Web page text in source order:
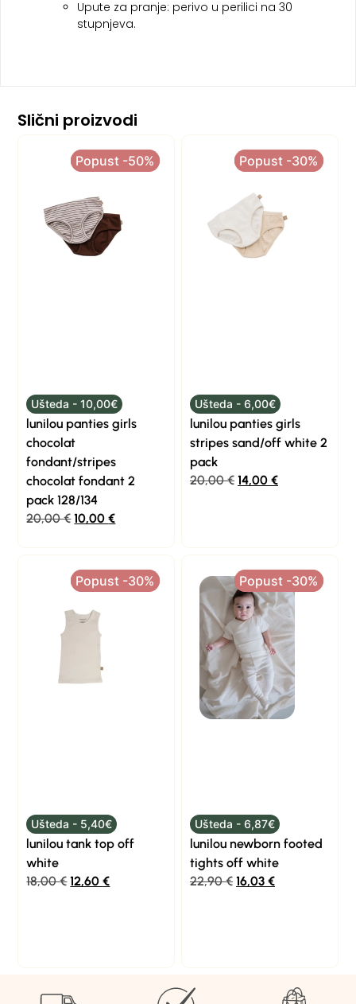
Upute za pranje: perivo u perilici na 30
stupnjeva.
Slični proizvodi
Popust -50%
Popust -50%
Ušteda - 10,00€
lunilou panties girls
chocolat
fondant/stripes
chocolat fondant 2
pack 128/134
20,00€ 10,00€
Popust -30%
Popust -30%
Ušteda - 6,00€
lunilou panties girls
stripes sand/off white 2
pack
20,00€ 14,00 €
Popust -30%
Popust -30%
Ušteda - 5,40€
lunilou tank top off
white
18,00€ 12,60€
Popust -30%
Popust -30%
Ušteda - 6,87€
lunilou newborn footed
tights off white
22,90€ 16,03 €